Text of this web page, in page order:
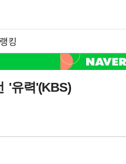
랭킹
'유력'(KBS)